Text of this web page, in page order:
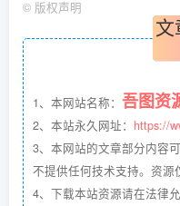
© 版权声明
1、本网站名称： 吾图资
2、本站永久网址： https://
3、本网站的文章部分内容
不提供任何技术支持。资源
4、下载本站资源请在法律